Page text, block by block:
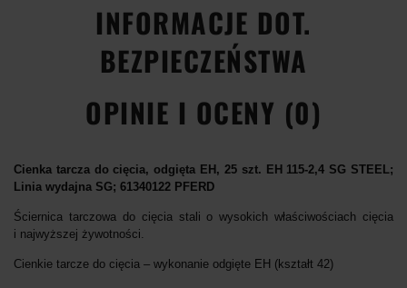
INFORMACJE DOT.
BEZPIECZEŃSTWA
OPINIE I OCENY (0)
Cienka tarcza do cięcia, odgięta EH, 25 szt. EH 115-2,4 SG STEEL;
Linia wydajna SG; 61340122 PFERD
Ściernica tarczowa do cięcia stali o wysokich właściwościach cięcia
i najwyższej żywotności.
Cienkie tarcze do cięcia – wykonanie odgięte EH (kształt 42)